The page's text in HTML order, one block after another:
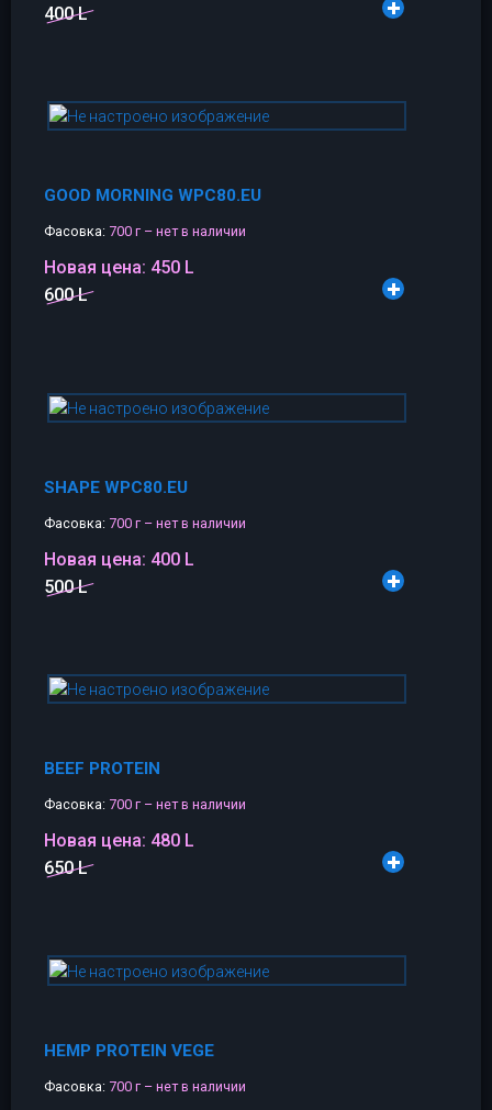
400 L
GOOD MORNING WPC80.EU
Фасовка: 700 г – нет в наличии
Новая цена: 450 L
600 L
SHAPE WPC80.EU
Фасовка: 700 г – нет в наличии
Новая цена: 400 L
500 L
BEEF PROTEIN
Фасовка: 700 г – нет в наличии
Новая цена: 480 L
650 L
HEMP PROTEIN VEGE
Фасовка: 700 г – нет в наличии